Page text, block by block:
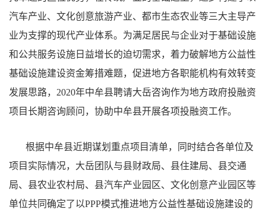
汽车产业、文化创意旅游产业、都市生态农业等三大主导产
业为支撑的现代产业体系。为满足居民与企业对于基础设施
和公共服务设施日益增长的迫切需求，着力破解地方公益性
基础设施建设资金筹措难题，促进地方各职能机构有效转变
发展思路，2020年中牟县聘请大岳咨询作为地方政府投融资
项目长期咨询顾问，协助中牟县开展各项投融资工作。
根据中牟县近期谋划重点项目清单，同时结合各单位及
项目实际情况，大岳团队与县财政局、县住建局、县交通
局、县农业农村局、县汽车产业园区、文化创意产业园区等
单位共同确定了以PPP模式推进地方公益性基础设施建设的